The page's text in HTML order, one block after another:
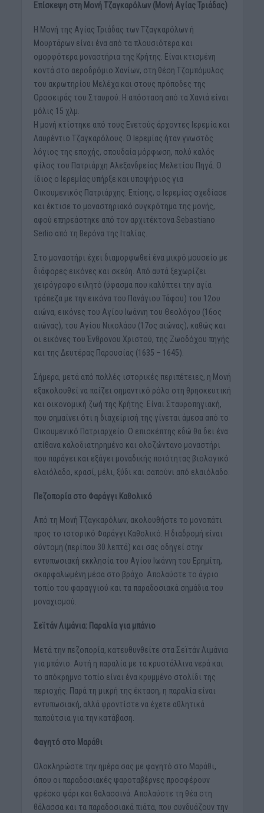
Επίσκεψη στη Μονή Τζαγκαρόλων (Μονή Αγίας Τριάδας)
Η Μονή της Αγίας Τριάδας των Τζαγκαρόλων ή
Μουρτάρων είναι ένα από τα πλουσιότερα και
ομορφότερα μοναστήρια της Κρήτης. Είναι κτισμένη
κοντά στο αεροδρόμιο Χανίων, στη θέση Τζομπόμυλος
του ακρωτηρίου Μελέχα και στους πρόποδες της
Οροσειράς του Σταυρού. Η απόσταση από τα Χανιά είναι
μόλις 15 χλμ.
Η μονή κτίστηκε από τους Ενετούς άρχοντες Ιερεμία και
Λαυρέντιο Τζαγκαρόλους. Ο Ιερεμίας ήταν γνωστός
λόγιος της εποχής, σπουδαία μόρφωση, πολύ καλός
φίλος του Πατριάρχη Αλεξανδρείας Μελετίου Πηγά. Ο
ίδιος ο Ιερεμίας υπήρξε και υποψήφιος για
Οικουμενικός Πατριάρχης. Επίσης, ο Ιερεμίας σχεδίασε
και έκτισε το μοναστηριακό συγκρότημα της μονής,
αφού επηρεάστηκε από τον αρχιτέκτονα Sebastiano
Serlio από τη Βερόνα της Ιταλίας.
Στο μοναστήρι έχει διαμορφωθεί ένα μικρό μουσείο με
διάφορες εικόνες και σκεύη. Από αυτά ξεχωρίζει
χειρόγραφο ειλητό (ύφασμα που καλύπτει την αγία
τράπεζα με την εικόνα του Πανάγιου Τάφου) του 12ου
αιώνα, εικόνες του Αγίου Ιωάννη του Θεολόγου (16ος
αιώνας), του Αγίου Νικολάου (17ος αιώνας), καθώς και
οι εικόνες του Ένθρονου Χριστού, της Ζωοδόχου πηγής
και της Δευτέρας Παρουσίας (1635 – 1645).
Σήμερα, μετά από πολλές ιστορικές περιπέτειες, η Μονή
εξακολουθεί να παίζει σημαντικό ρόλο στη θρησκευτική
και οικονομική ζωή της Κρήτης. Είναι Σταυροπηγιακή,
που σημαίνει ότι η διαχείρισή της γίνεται άμεσα από το
Οικουμενικό Πατριαρχείο. Ο επισκέπτης εδώ θα δει ένα
απίθανα καλοδιατηρημένο και ολοζώντανο μοναστήρι
που παράγει και εξάγει μοναδικής ποιότητας βιολογικό
ελαιόλαδο, κρασί, μέλι, ξύδι και σαπούνι από ελαιόλαδο.
Πεζοπορία στο Φαράγγι Καθολικό
Από τη Μονή Τζαγκαρόλων, ακολουθήστε το μονοπάτι
προς το ιστορικό Φαράγγι Καθολικό. Η διαδρομή είναι
σύντομη (περίπου 30 λεπτά) και σας οδηγεί στην
εντυπωσιακή εκκλησία του Αγίου Ιωάννη του Ερημίτη,
σκαρφαλωμένη μέσα στο βράχο. Απολαύστε το άγριο
τοπίο του φαραγγιού και τα παραδοσιακά σημάδια του
μοναχισμού.
Σεϊτάν Λιμάνια: Παραλία για μπάνιο
Μετά την πεζοπορία, κατευθυνθείτε στα Σεϊτάν Λιμάνια
για μπάνιο. Αυτή η παραλία με τα κρυστάλλινα νερά και
το απόκρημνο τοπίο είναι ένα κρυμμένο στολίδι της
περιοχής. Παρά τη μικρή της έκταση, η παραλία είναι
εντυπωσιακή, αλλά φροντίστε να έχετε αθλητικά
παπούτσια για την κατάβαση.
Φαγητό στο Μαράθι
Ολοκληρώστε την ημέρα σας με φαγητό στο Μαράθι,
όπου οι παραδοσιακές ψαροταβέρνες προσφέρουν
φρέσκο ψάρι και θαλασσινά. Απολαύστε τη θέα στη
θάλασσα και τα παραδοσιακά πιάτα, που συνδυάζουν την